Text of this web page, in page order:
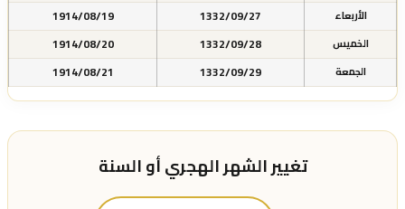
الأربعاء 1332/09/27
1914/08/19
الخميس 1332/09/28
1914/08/20
الجمعة 1332/09/29
1914/08/21
تغيير الشهر الهجري أو السنة